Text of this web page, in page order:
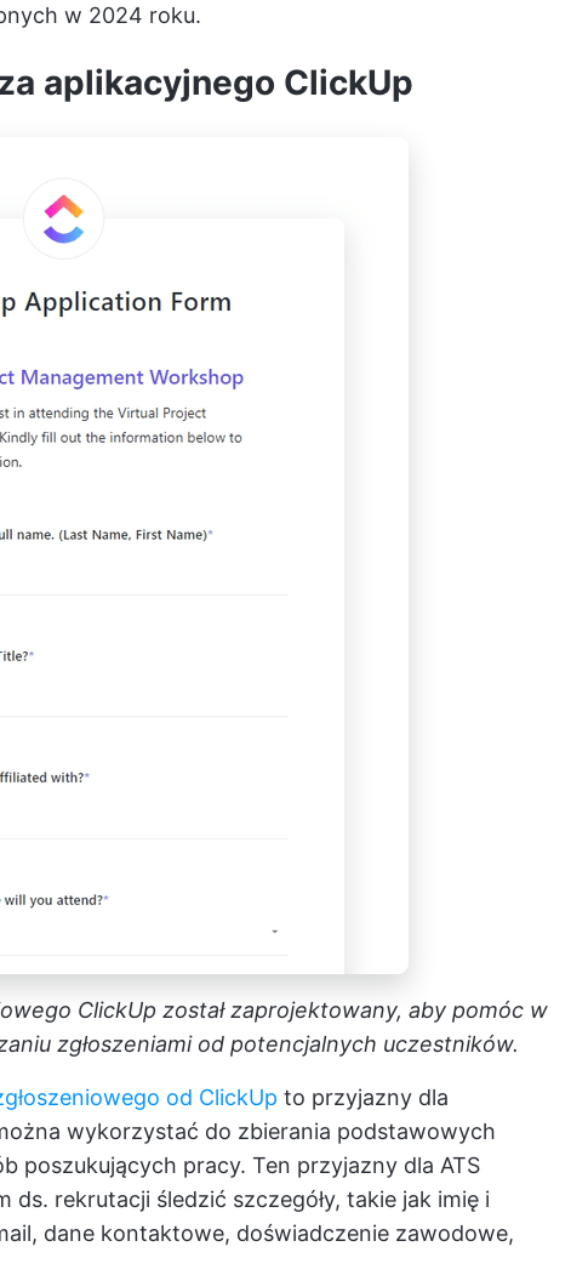
w 2024 roku.
aplikacyjnego ClickUp
ClickUp został zaprojektowany, aby pomóc w
zgłoszeniami od potencjalnych uczestników.
od ClickUp to przyjazny dla
wykorzystać do zbierania podstawowych
poszukujących pracy. Ten przyjazny dla ATS
rekrutacji śledzić szczegóły, takie jak imię i
dane kontaktowe, doświadczenie zawodowe,